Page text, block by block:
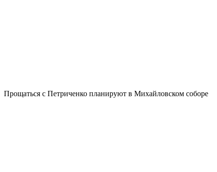
Прощаться с Петриченко планируют в Михайловском соборе